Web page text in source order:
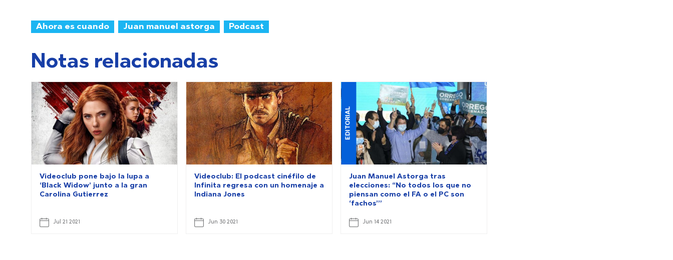
Ahora es cuando Juan manuel astorga Podcast
Notas relacionadas
Videoclub pone bajo la lupa a
‘Black Widow’ junto a la gran
Carolina Gutierrez
Jul 21 2021
Videoclub: El podcast cinéfilo de
Infinita regresa con un homenaje a
Indiana Jones
Jun 30 2021
EDITORIAL
Juan Manuel Astorga tras
elecciones: “No todos los que no
piensan como el FA o el PC son
‘fachos’”
Jun 14 2021